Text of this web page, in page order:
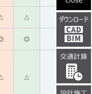
△ △
◎
△